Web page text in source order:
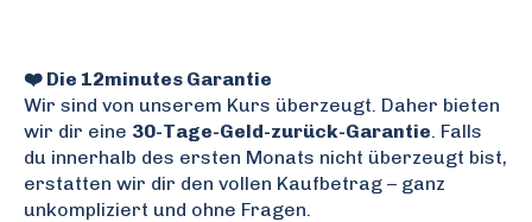
❤️ Die 12minutes Garantie
Wir sind von unserem Kurs überzeugt. Daher bieten
wir dir eine 30-Tage-Geld-zurück-Garantie. Falls
du innerhalb des ersten Monats nicht überzeugt bist,
erstatten wir dir den vollen Kaufbetrag – ganz
unkompliziert und ohne Fragen.